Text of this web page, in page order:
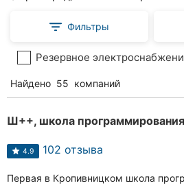
Фильтры
Резервное
Найдено 55 компаний
Ш++, школа программирования
4.9 102 отзыва
Первая в Кропивницком школа